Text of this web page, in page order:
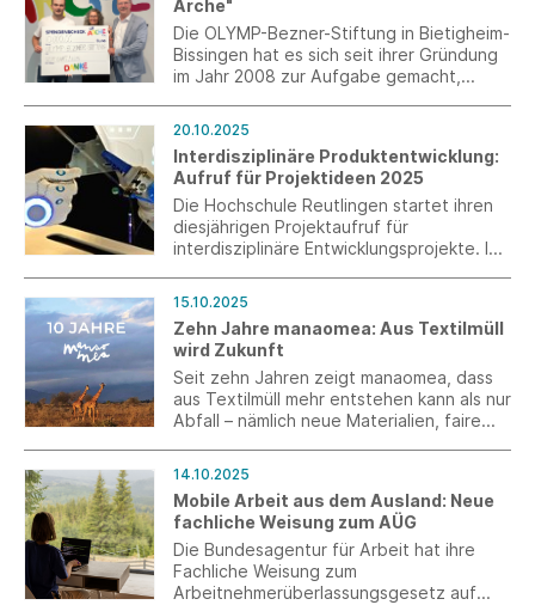
Arche"
Die OLYMP-Bezner-Stiftung in Bietigheim-
Bissingen hat es sich seit ihrer Gründung
im Jahr 2008 zur Aufgabe gemacht,
Bildung zu unterstützen. Das Christliche
Kinder- und Jugendwerk „Die Arche“ zählt
seit vielen Jahren ebenfalls zu den
zahlreichen und regelmäßig geförderten
nationalen und internationalen
Stiftungsprojekten.
20.10.2025
Interdisziplinäre Produktentwicklung:
Aufruf für Projektideen 2025
Die Hochschule Reutlingen startet ihren
diesjährigen Projektaufruf für
interdisziplinäre Entwicklungsprojekte. Im
Projektteam gebildet.
15.10.2025
Zehn Jahre manaomea: Aus Textilmüll
wird Zukunft
Seit zehn Jahren zeigt manaomea, dass
aus Textilmüll mehr entstehen kann als nur
Abfall – nämlich neue Materialien, faire
nur sein Bestehen, sondern kündigt einen
entscheidenden nächsten Schritt an: die
Planung der ersten manaomea
Microfactory.
14.10.2025
Mobile Arbeit aus dem Ausland: Neue
fachliche Weisung zum AÜG
Die Bundesagentur für Arbeit hat ihre
Fachliche Weisung zum
Arbeitnehmerüberlassungsgesetz auf